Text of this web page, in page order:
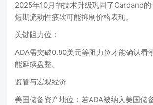
2025年10月的技术升级巩固了Cardano的
短期流动性疲软可能抑制价格表现‌。
‌关键阻力位‌：
ADA需突破0.80美元等阻力位才能确认看
能延续盘整‌。
监管与宏观经济
美国储备资产地位‌：若ADA被纳入美国储